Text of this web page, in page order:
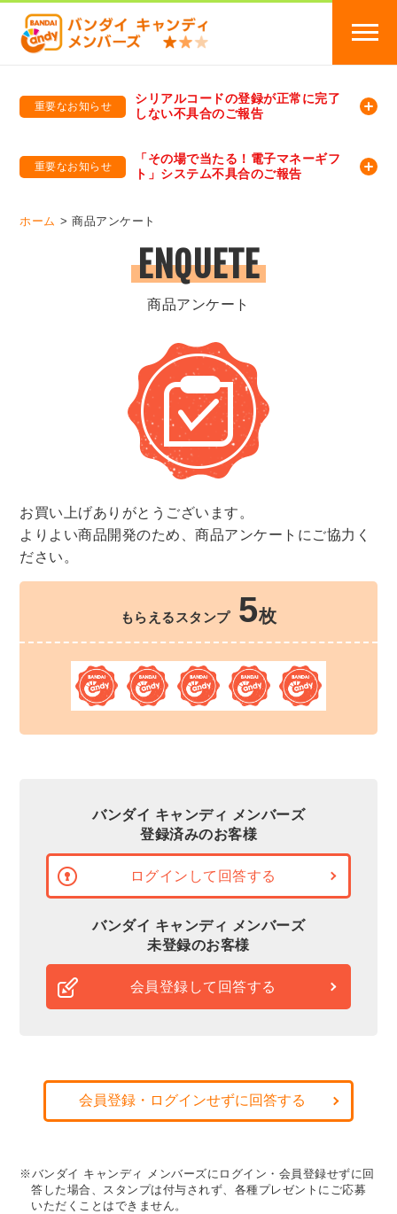
重要なお知らせ
シリアルコードの登録が正常に完了
しない不具合のご報告
重要なお知らせ
「その場で当たる！電子マネーギフ
ト」システム不具合のご報告
ホーム 商品アンケート
ENQUETE
商品アンケート
お買い上げありがとうございます。
よりよい商品開発のため、商品アンケートにご協力く
ださい。
もらえるスタンプ 5枚
バンダイ キャンディ メンバーズ
登録済みのお客様
ログインして回答する
バンダイ キャンディ メンバーズ
未登録のお客様
会員登録して回答する
会員登録・ログインせずに回答する
※バンダイ キャンディ メンバーズにログイン・会員登録せずに回
答した場合、スタンプは付与されず、各種プレゼントにご応募
いただくことはできません。